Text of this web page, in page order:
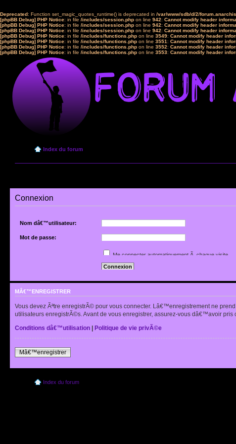
Deprecated: Function set_magic_quotes_runtime() is deprecated in /var/www/sdb/d/2/
[phpBB Debug] PHP Notice: in file /includes/session.php on line 942: Cannot modify header
[phpBB Debug] PHP Notice: in file /includes/session.php on line 942: Cannot modify header
[phpBB Debug] PHP Notice: in file /includes/session.php on line 942: Cannot modify header
[phpBB Debug] PHP Notice: in file /includes/functions.php on line 3549: Cannot modify header
[phpBB Debug] PHP Notice: in file /includes/functions.php on line 3551: Cannot modify header
[phpBB Debug] PHP Notice: in file /includes/functions.php on line 3552: Cannot modify header
[phpBB Debug] PHP Notice: in file /includes/functions.php on line 3553: Cannot modify header
Index du forum
Connexion
Nom dâ€™utilisateur:
Mot de passe:
Renvoyer lâ€™e-mail de confirmation
Me connecter automatiquement Ã chaque visite
Cacher mon statut en ligne pour cette session
MÂ€™ENREGISTRER
Vous devez Ãªtre enregistrÃ© pour vous connecter. Lâ€™enregistrement ne
utilisateurs enregistrÃ©s. Avant de vous enregistrer, assurez-vous dâ€™avoir
Conditions dâ€™utilisation
Politique de vie privÃ©e
Mâ€™enregistrer
Index du forum